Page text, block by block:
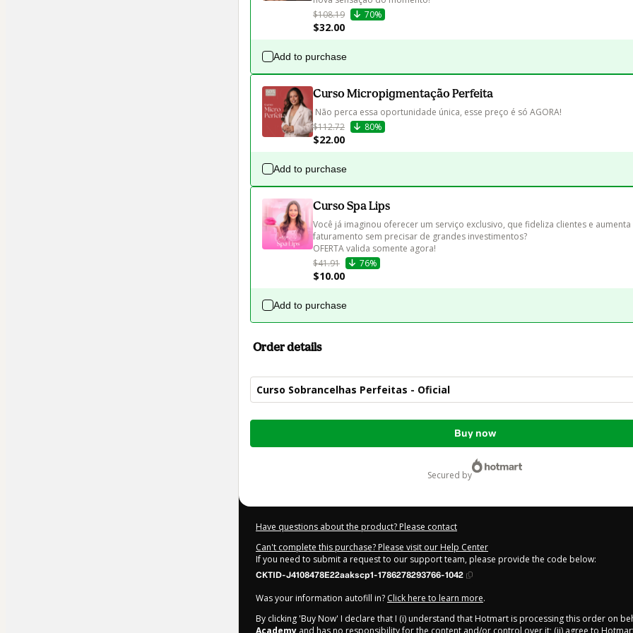
$108.19
70%
$32.00
Add to purchase
Curso Micropigmentação Perfeita
Não perca essa oportunidade única, esse preço é só AGORA!
$112.72
80%
$22.00
Add to purchase
Curso Spa Lips
Você já imaginou oferecer um serviço exclusivo, que fideliza clientes e
faturamento sem precisar de grandes investimentos?
OFERTA valida somente agora!
$41.91
76%
$10.00
Add to purchase
Order details
Curso Sobrancelhas Perfeitas - Oficial
Total
$22.00
Buy now
secured by
Have questions about the product? Please contact
Can't complete this purchase? Please visit our Help Center
If you need to submit a request to our support team, please provide the code below:
CKTID-J4108478E22aakscp1-1786278293766-1042
Was your information autofill in? Click here to learn more.
By clicking 'Buy Now' I declare that I (i) understand that Hotmart is processing this order on
Academy and has no responsibility for the content and/or control over it; (ii) agree to